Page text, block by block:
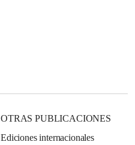
OTRAS PUBLICACIONES
Ediciones internacionales